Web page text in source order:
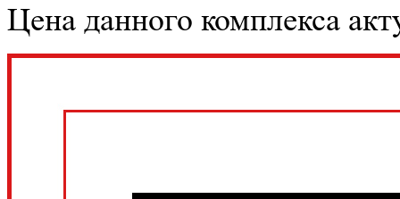
Цена данного комплекса